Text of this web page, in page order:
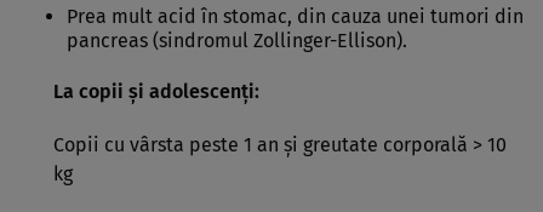
Prea mult acid în stomac, din cauza unei tumori din
pancreas (sindromul Zollinger-Ellison).
La copii şi adolescenţi:
Copii cu vârsta peste 1 an şi greutate corporală > 10
kg